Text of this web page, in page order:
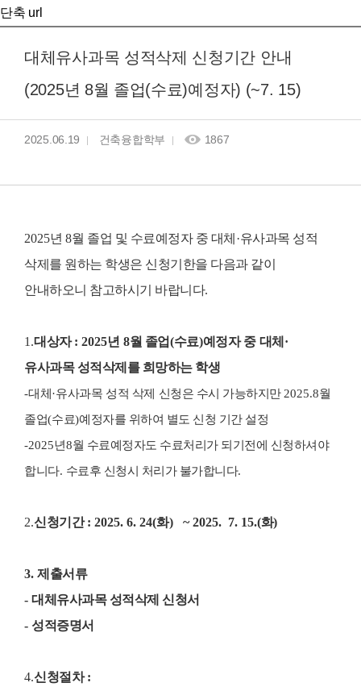
단축 url
대체유사과목 성적삭제 신청기간 안내
(2025년 8월 졸업(수료)예정자) (~7. 15)
2025.06.19 건축융합학부 1867
2025년 8월 졸업 및 수료예정자 중 대체 ·유사과목 성적
삭제를 원하는 학생은 신청기한을 다음과 같이
안내하오니 참고하시기 바랍니다.
1.대상자: 2025년 8월 졸업(수료)예정자 중 대체 ·
유사과목 성적삭제를 희망하는 학생
-대체 ·유사과목 성적 삭제 신청은 수시 가능하지만 2025.8월
졸업(수료)예정자를 위하여 별도 신청 기간 설정
-2025년8월 수료예정자도 수료처리가 되기전에 신청하셔야
합니다. 수료후 신청시 처리가 불가합니다.
2.신청기간: 2025. 6. 24(화) ~ 2025. 7. 15.(화)
3. 제출서류
- 대체유사과목 성적삭제 신청서
- 성적증명서
4.신청절차: